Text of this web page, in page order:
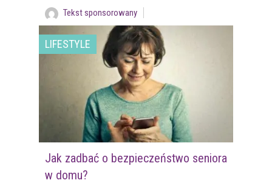
Tekst sponsorowany
LIFESTYLE
Jak zadbać o bezpieczeństwo seniora
w domu?